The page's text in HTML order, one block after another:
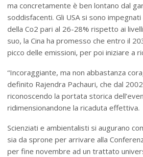
ma concretamente è ben lontano dal
soddisfacenti. Gli USA si sono
della Co2 pari al 26-28% rispetto ai
suo, la Cina ha promesso che entro il
picco delle emissioni, per poi iniziare a
“Incoraggiante, ma non abbastanza
definito Rajendra Pachauri, che dal 2002
riconoscendo la portata storica
ridimensionandone la ricaduta effettiva.
Scienziati e ambientalisti si augurano
sia da sprone per arrivare alla
per fine novembre ad un trattato